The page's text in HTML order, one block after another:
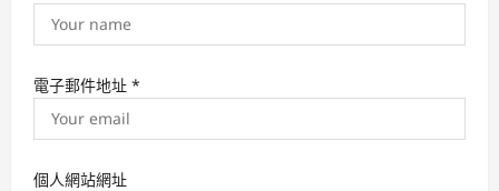
電子郵件地址 *
個人網站網址